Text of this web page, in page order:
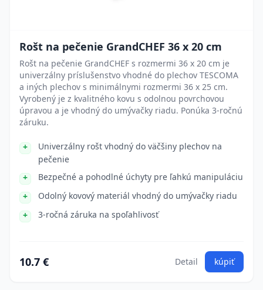
Rošt na pečenie GrandCHEF 36 x 20 cm
Rošt na pečenie GrandCHEF s rozmermi 36 x 20 cm je
univerzálny príslušenstvo vhodné do plechov TESCOMA
a iných plechov s minimálnymi rozmermi 36 x 25 cm.
Vyrobený je z kvalitného kovu s odolnou povrchovou
úpravou a je vhodný do umývačky riadu. Ponúka 3-ročnú
záruku.
Univerzálny rošt vhodný do väčšiny plechov na
pečenie
Bezpečné a pohodlné úchyty pre ľahkú manipuláciu
Odolný kovový materiál vhodný do umývačky riadu
3-ročná záruka na spoľahlivosť
10.7 € Detail kúpiť